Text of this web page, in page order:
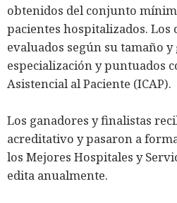
obtenidos del conjunto
pacientes hospitalizados. Los
evaluados según su tamaño y
especialización y puntuados
Asistencial al Paciente (ICAP).
Los ganadores y finalistas
acreditativo y pasaron a
los Mejores Hospitales y
edita anualmente.